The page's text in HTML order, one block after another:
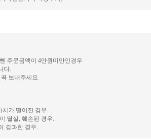
주문금액이 4만원미만인경우
다.
보내주세요.
치가 떨어진 경우.
멸실, 훼손된 경우.
경과한 경우.